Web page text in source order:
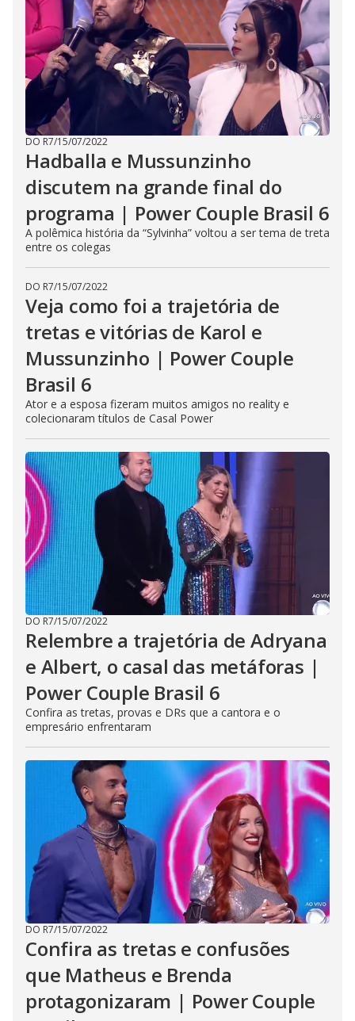
DO R7/15/07/2022
Hadballa e Mussunzinho
discutem na grande final do
programa | Power Couple Brasil 6
A polêmica história da “Sylvinha” voltou a ser tema de treta
entre os colegas
DO R7/15/07/2022
Veja como foi a trajetória de
tretas e vitórias de Karol e
Mussunzinho | Power Couple
Brasil 6
Ator e a esposa fizeram muitos amigos no reality e
colecionaram títulos de Casal Power
DO R7/15/07/2022
Relembre a trajetória de Adryana
e Albert, o casal das metáforas |
Power Couple Brasil 6
Confira as tretas, provas e DRs que a cantora e o
empresário enfrentaram
DO R7/15/07/2022
Confira as tretas e confusões
que Matheus e Brenda
protagonizaram | Power Couple